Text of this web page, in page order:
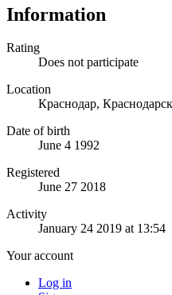
Information
Rating
Does not participate
Location
Краснодар,
Date of birth
June 4 1992
Registered
June 27 2018
Activity
January 24 2019 at 13:54
Your account
Log in